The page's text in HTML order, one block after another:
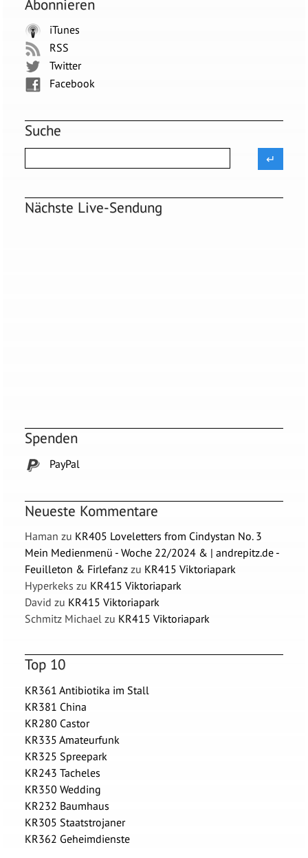
Abonnieren
iTunes
RSS
Twitter
Facebook
Suche
Nächste Live-Sendung
Spenden
PayPal
Neueste Kommentare
Haman zu KR405 Loveletters from Cindystan No. 3
Mein Medienmenü - Woche 22/2024 & | andrepitz.de -
Feuilleton & Firlefanz zu KR415 Viktoriapark
Hyperkeks zu KR415 Viktoriapark
David zu KR415 Viktoriapark
Schmitz Michael zu KR415 Viktoriapark
Top 10
KR361 Antibiotika im Stall
KR381 China
KR280 Castor
KR335 Amateurfunk
KR325 Spreepark
KR243 Tacheles
KR350 Wedding
KR232 Baumhaus
KR305 Staatstrojaner
KR362 Geheimdienste